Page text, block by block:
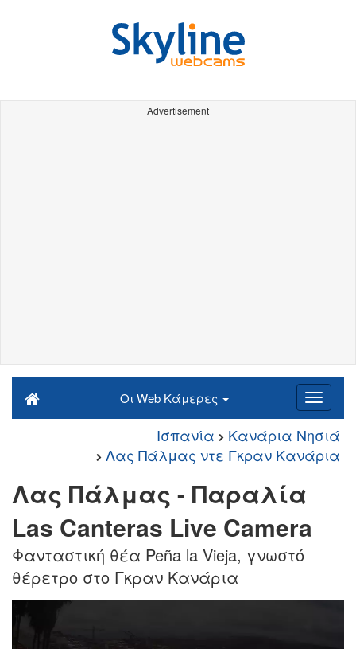
Advertisement
Οι Web Κάμερες
Ισπανία
Κανάρια Νησιά
Λας Πάλμας ντε Γκραν Κανάρια
Λας Πάλμας - Παραλία
Las Canteras Live Camera
Φανταστική θέα Peña la Vieja, γνωστό
θέρετρο στο Γκραν Κανάρια